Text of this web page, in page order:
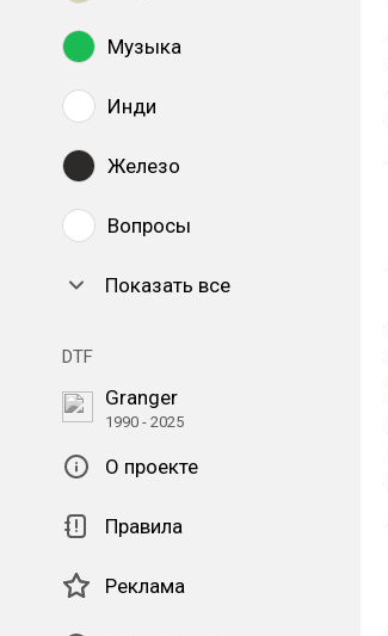
Музыка
Инди
Железо
Вопросы
Показать все
DTF
Granger
1990 - 2025
О проекте
Правила
Реклама